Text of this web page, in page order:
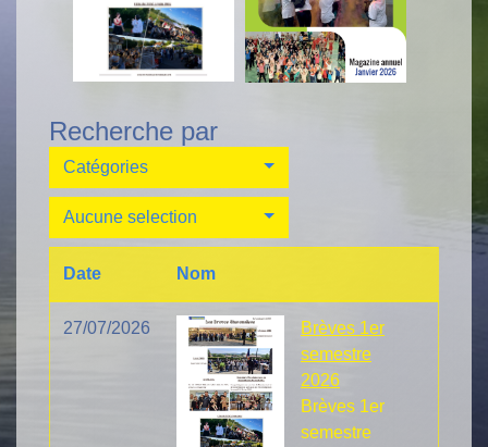
Recherche par
Catégories
Aucune selection
Date Nom
27/07/2026
Brèves 1er
semestre
2026
Brèves 1er
semestre